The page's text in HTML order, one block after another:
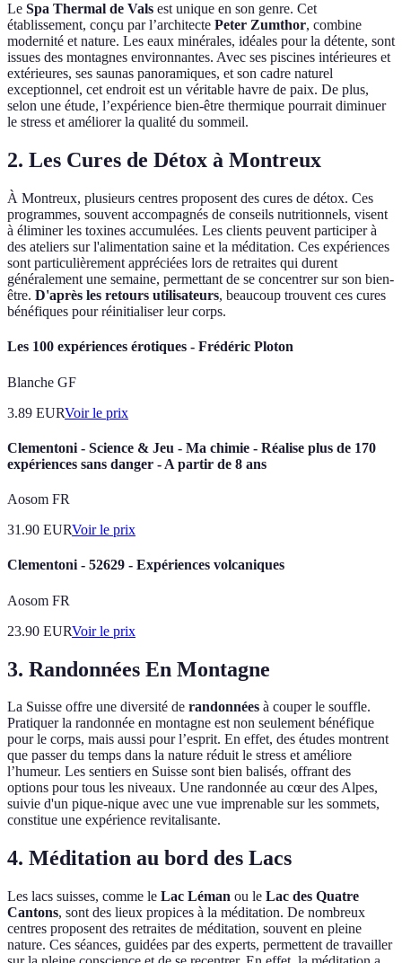
Le Spa Thermal de Vals est unique en son genre. Cet
établissement, conçu par l’architecte Peter Zumthor, combine
modernité et nature. Les eaux minérales, idéales pour la détente, sont
issues des montagnes environnantes. Avec ses piscines intérieures et
extérieures, ses saunas panoramiques, et son cadre naturel
exceptionnel, cet endroit est un véritable havre de paix. De plus,
selon une étude, l’expérience bien-être thermique pourrait diminuer
le stress et améliorer la qualité du sommeil.
2. Les Cures de Détox à Montreux
À Montreux, plusieurs centres proposent des cures de détox. Ces
programmes, souvent accompagnés de conseils nutritionnels, visent
à éliminer les toxines accumulées. Les clients peuvent participer à
des ateliers sur l'alimentation saine et la méditation. Ces expériences
sont particulièrement appréciées lors de retraites qui durent
généralement une semaine, permettant de se concentrer sur son bien-
être. D'après les retours utilisateurs, beaucoup trouvent ces cures
bénéfiques pour réinitialiser leur corps.
Les 100 expériences érotiques - Frédéric Ploton
Blanche GF
3.89 EURVoir le prix
Clementoni - Science & Jeu - Ma chimie - Réalise plus de 170
expériences sans danger - A partir de 8 ans
Aosom FR
31.90 EURVoir le prix
Clementoni - 52629 - Expériences volcaniques
Aosom FR
23.90 EURVoir le prix
3. Randonnées En Montagne
La Suisse offre une diversité de randonnées à couper le souffle.
Pratiquer la randonnée en montagne est non seulement bénéfique
pour le corps, mais aussi pour l’esprit. En effet, des études montrent
que passer du temps dans la nature réduit le stress et améliore
l’humeur. Les sentiers en Suisse sont bien balisés, offrant des
options pour tous les niveaux. Une randonnée au cœur des Alpes,
suivie d'un pique-nique avec une vue imprenable sur les sommets,
constitue une expérience revitalisante.
4. Méditation au bord des Lacs
Les lacs suisses, comme le Lac Léman ou le Lac des Quatre
Cantons, sont des lieux propices à la méditation. De nombreux
centres proposent des retraites de méditation, souvent en pleine
nature. Ces séances, guidées par des experts, permettent de travailler